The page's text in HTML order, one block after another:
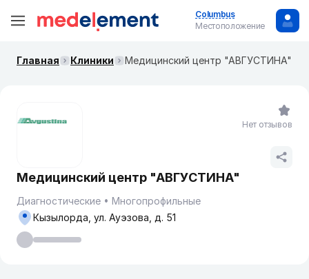
Columbus
Местоположение
Главная Клиники Медицинский центр "АВГУСТИНА"
Медицинский центр "АВГУСТИНА"
Диагностические
Многопрофильные
Кызылорда, ул. Ауэзова, д. 51
Нет отзывов